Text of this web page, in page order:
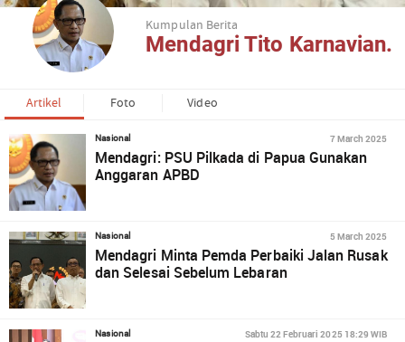
Kumpulan Berita
Mendagri Tito Karnavian.
Artikel Foto Video
Nasional 7 March 2025
Mendagri: PSU Pilkada di Papua Gunakan
Anggaran APBD
Nasional 5 March 2025
Mendagri Minta Pemda Perbaiki Jalan Rusak
dan Selesai Sebelum Lebaran
Nasional Sabtu 22 Februari 2025 18:29 WIB